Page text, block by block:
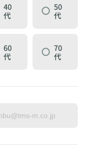
40
代
50
代
60
代
70
代